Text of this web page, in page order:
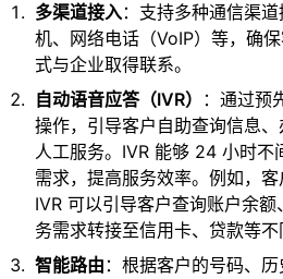
多渠道接入：支持多种通信渠
机、网络电话（VoIP）等，确
式与企业取得联系。
自动语音应答（IVR）
：通过预
操作，引导客户自助查询信息
人工服务。IVR 能够 24 小时不
需求，提高服务效率。例如，客
IVR 可以引导客户查询账户余
务需求转接至信用卡、贷款等不
智能路由 ：根据客户的号码、